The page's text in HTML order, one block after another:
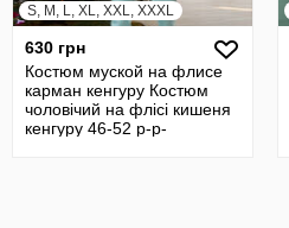
S, M, L, XL, XXL, XXXL
630 грн
Костюм муской на флисе
карман кенгуру Костюм
чоловічий на флісі кишеня
кенгуру 46-52 р-р-